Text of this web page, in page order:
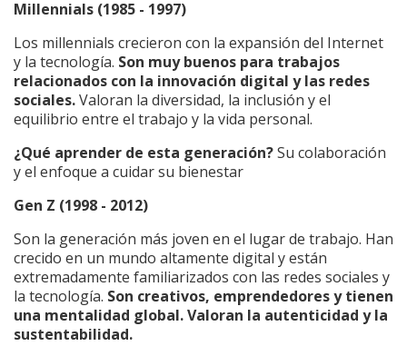
Millennials (1985 - 1997)
Los millennials crecieron con la expansión del Internet
y la tecnología. Son muy buenos para trabajos
relacionados con la innovación digital y las redes
sociales.Valoran la diversidad, la inclusión y el
equilibrio entre el trabajo y la vida personal.
¿Qué aprender de esta generación?Su colaboración
y el enfoque a cuidar su bienestar
Gen Z (1998 - 2012)
Son la generación más joven en el lugar de trabajo. Han
crecido en un mundo altamente digital y están
extremadamente familiarizados con las redes sociales y
la tecnología. Son creativos, emprendedores y tienen
una mentalidad global. Valoran la autenticidad y la
sustentabilidad.